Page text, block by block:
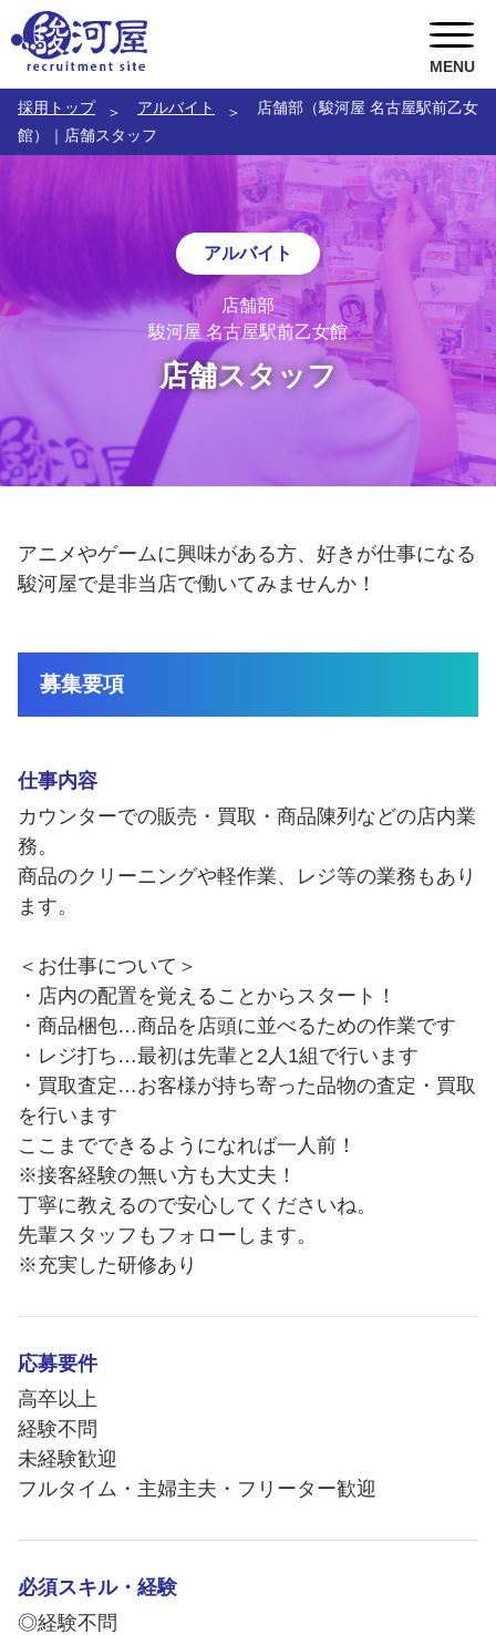
MENU
ABOUT US
総務人事部長メッセージ
店舗部副部長メッセージ
社員インタビュー
ポテンシャル採用
インターンシップ
アルバイト
外国人採用
トピックス一覧
就職氷河期世代 積極採用中
女性スタッフ 積極採用中
採用トップ アルバイト
店舗部（駿河屋 名古屋駅前乙女
館）｜店舗スタッフ
アルバイト
店舗部
駿河屋 名古屋駅前乙女館
店舗スタッフ
アニメやゲームに興味がある方、好きが仕事になる
駿河屋で是非当店で働いてみませんか！
募集要項
仕事内容
カウンターでの販売・買取・商品陳列などの店内業
務。
商品のクリーニングや軽作業、レジ等の業務もあり
ます。
＜お仕事について＞
・店内の配置を覚えることからスタート！
・商品梱包…商品を店頭に並べるための作業です
・レジ打ち…最初は先輩と2人1組で行います
・買取査定…お客様が持ち寄った品物の査定・買取
を行います
ここまでできるようになれば一人前！
※接客経験の無い方も大丈夫！
丁寧に教えるので安心してくださいね。
先輩スタッフもフォローします。
※充実した研修あり
応募要件
高卒以上
経験不問
未経験歓迎
フルタイム・主婦主夫・フリーター歓迎
必須スキル・経験
◎経験不問